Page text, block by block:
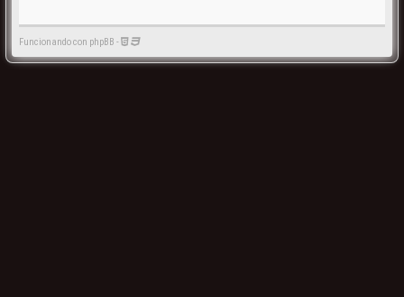
Funcionando con phpBB -